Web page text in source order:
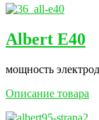
Albert E40
мощность
Описание товара